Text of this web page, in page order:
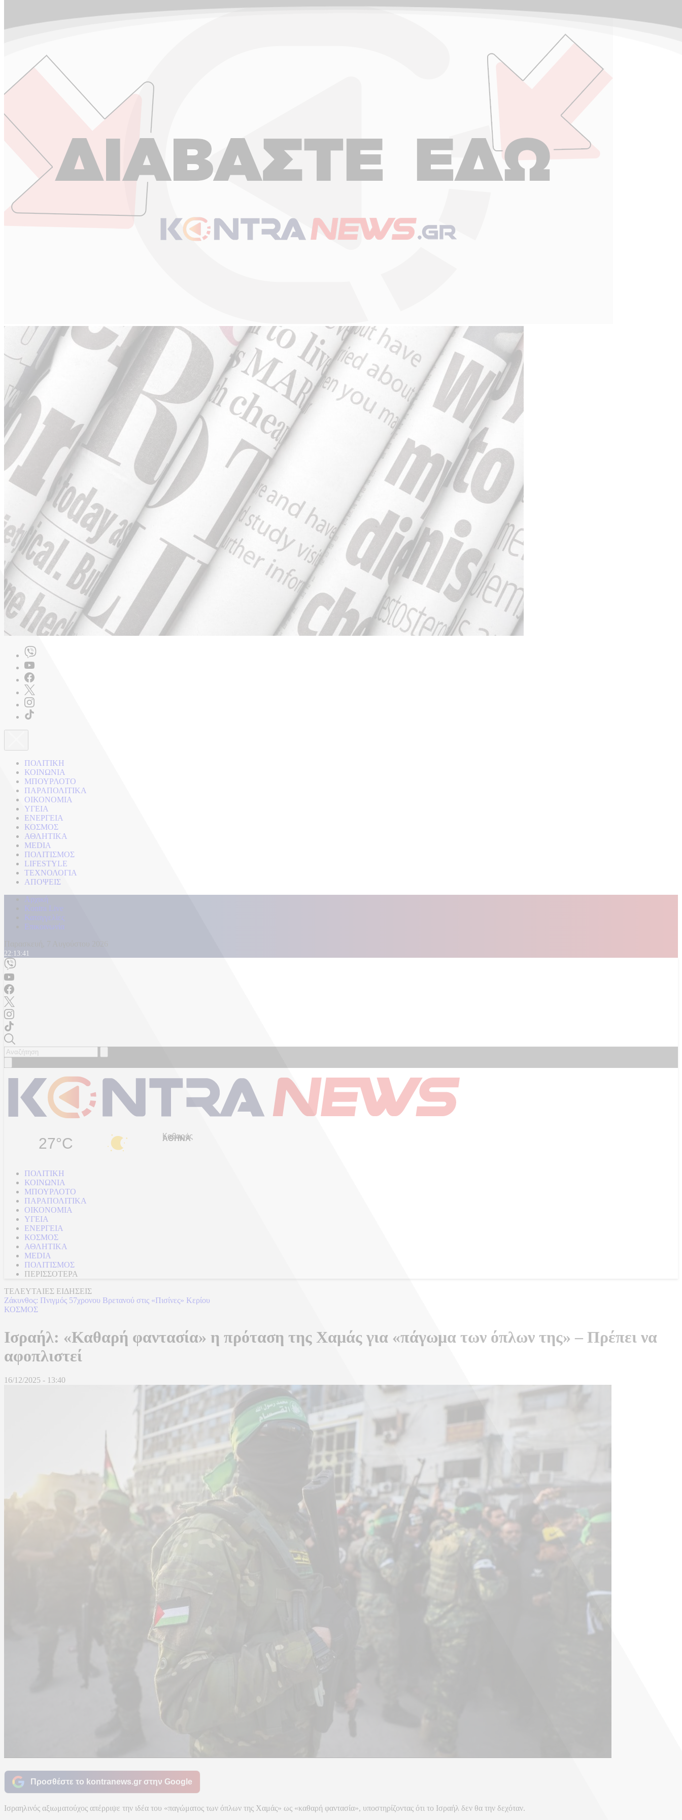
ΠΟΛΙΤΙΚΗ
ΚΟΙΝΩΝΙΑ
ΜΠΟΥΡΛΟΤΟ
ΠΑΡΑΠΟΛΙΤΙΚΑ
ΟΙΚΟΝΟΜΙΑ
ΥΓΕΙΑ
ΕΝΕΡΓΕΙΑ
ΚΟΣΜΟΣ
ΑΘΛΗΤΙΚΑ
MEDIA
ΠΟΛΙΤΙΣΜΟΣ
LIFESTYLE
ΤΕΧΝΟΛΟΓΙΑ
ΑΠΟΨΕΙΣ
Αρχική
Kontra Live
Καταγγελίες
Επικοινωνία
22:13:43
27°C Καθαρός
ΠΟΛΙΤΙΚΗ
ΚΟΙΝΩΝΙΑ
ΜΠΟΥΡΛΟΤΟ
ΠΑΡΑΠΟΛΙΤΙΚΑ
ΟΙΚΟΝΟΜΙΑ
ΥΓΕΙΑ
ΕΝΕΡΓΕΙΑ
ΚΟΣΜΟΣ
ΑΘΛΗΤΙΚΑ
MEDIA
ΠΟΛΙΤΙΣΜΟΣ
ΠΕΡΙΣΣΟΤΕΡΑ
ΤΕΛΕΥΤΑΙΕΣ ΕΙΔΗΣΕΙΣ
Δούναβης: Η ιστορική ξηρασία έφερε στο φως τη Γέφυρα του Κωνσταντίνου
ΚΟΣΜΟΣ
Ισραήλ: «Καθαρή φαντασία» η πρόταση της Χαμάς για «πάγωμα των όπλων της» – Πρέπει να
αφοπλιστεί
16/12/2025 - 13:40
Προσθέστε το kontranews.gr στην Google
Ισραηλινός αξιωματούχος απέρριψε την ιδέα του «παγώματος των όπλων της Χαμάς» ως «καθαρή φαντασία», υποστηρίζοντας ότι το Ισραήλ δεν θα την δεχόταν.